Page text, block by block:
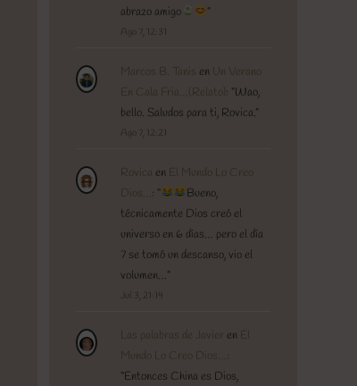
abrazo amigo
”
Ago 7, 12:31
Marcos B. Tanis en Un Verano
En Cala Fria…(Relato) : “Wao,
bello. Saludos para ti, Rovica.”
Ago 7, 12:21
Rovica en El Mundo Lo Creo
Dios… : “
Bueno,
técnicamente Dios creó el
universo en 6 días… pero el día
7 se tomó un descanso, vio el
volumen…”
Jul 3, 21:14
Las palabras de Javier en El
Mundo Lo Creo Dios… :
“Entonces China es Dios,